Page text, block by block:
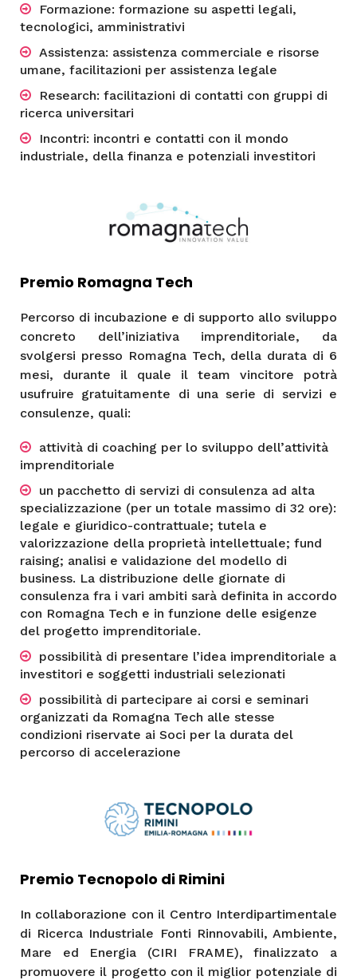
Formazione: formazione su aspetti legali,
tecnologici, amministrativi
Assistenza: assistenza commerciale e risorse
umane, facilitazioni per assistenza legale
Research: facilitazioni di contatti con gruppi di
ricerca universitari
Incontri: incontri e contatti con il mondo
industriale, della finanza e potenziali investitori
Premio Romagna Tech
Percorso di incubazione e di supporto allo sviluppo
concreto dell’iniziativa imprenditoriale, da
svolgersi presso Romagna Tech, della durata di 6
mesi, durante il quale il team vincitore potrà
usufruire gratuitamente di una serie di servizi e
consulenze, quali:
attività di coaching per lo sviluppo dell’attività
imprenditoriale
un pacchetto di servizi di consulenza ad alta
specializzazione (per un totale massimo di 32 ore):
legale e giuridico-contrattuale; tutela e
valorizzazione della proprietà intellettuale; fund
raising; analisi e validazione del modello di
business. La distribuzione delle giornate di
consulenza fra i vari ambiti sarà definita in accordo
con Romagna Tech e in funzione delle esigenze
del progetto imprenditoriale.
possibilità di presentare l’idea imprenditoriale a
investitori e soggetti industriali selezionati
possibilità di partecipare ai corsi e seminari
organizzati da Romagna Tech alle stesse
condizioni riservate ai Soci per la durata del
percorso di accelerazione
Premio Tecnopolo di Rimini
In collaborazione con il Centro Interdipartimentale
di Ricerca Industriale Fonti Rinnovabili, Ambiente,
Mare ed Energia (CIRI FRAME), finalizzato a
promuovere il progetto con il miglior potenziale di